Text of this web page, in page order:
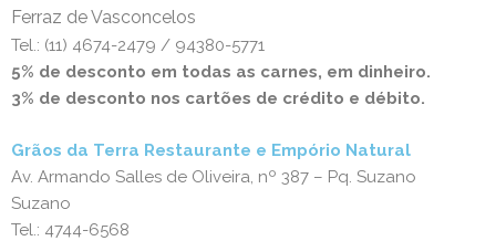
Ferraz de Vasconcelos
Tel.: (11) 4674-2479 / 94380-5771
5% de desconto em todas as carnes, em dinheiro.
3% de desconto nos cartões de crédito e débito.
Grãos da Terra Restaurante e Empório Natural
Av. Armando Salles de Oliveira, nº 387 – Pq. Suzano
Suzano
Tel.: 4744-6568